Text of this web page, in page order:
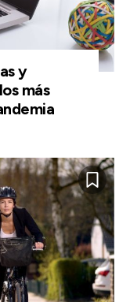
y
más